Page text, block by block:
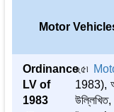
Motor
Ordinance
LV of
1983
২৫৷
1983),